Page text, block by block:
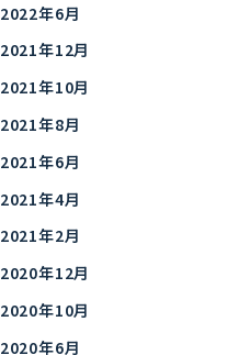
2022年6月
2021年12月
2021年10月
2021年8月
2021年6月
2021年4月
2021年2月
2020年12月
2020年10月
2020年6月